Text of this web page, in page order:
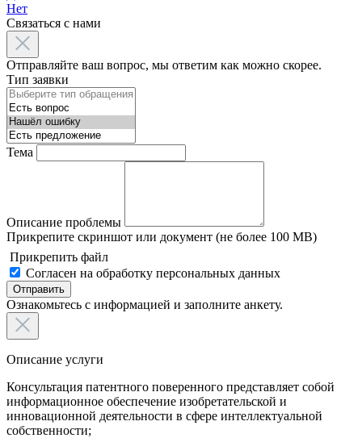
Нет
Связаться с нами
Отправляйте ваш вопрос, мы ответим как можно скорее.
Тип заявки
Тема
Описание проблемы
Прикрепите скриншот или документ (не более 100 MB)
Прикрепить файл
Согласен на обработку персональных данных
Отправить
Ознакомьтесь с информацией и заполните анкету.
Описание услуги
Консультация патентного поверенного представляет собой
информационное обеспечение изобретательской и
инновационной деятельности в сфере интеллектуальной
собственности;